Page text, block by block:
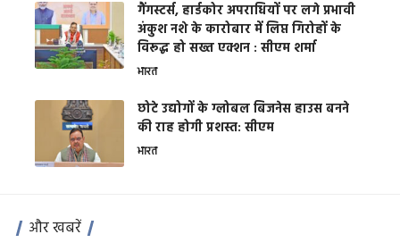
गैंगस्टर्स, हार्डकोर अपराधियों पर लगे प्रभावी
अंकुश नशे के कारोबार में लिप्त गिरोहों के
विरूद्ध हो सख्त एक्शन : सीएम शर्मा
भारत
छोटे उद्योगों के ग्लोबल बिजनेस हाउस बनने
की राह होगी प्रशस्त: सीएम
भारत
और खबरें